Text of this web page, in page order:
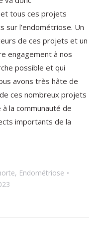
tous ces projets
sur l’endométriose. Un
de ces projets et un
engagement à nos
possible et qui
avons très hâte de
ces nombreux projets
la communauté de
importants de la
, Endométriose